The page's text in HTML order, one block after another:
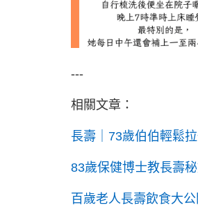
---
相關文章：
長壽｜73歲伯伯輕鬆
83歲保健博士教長壽
百歲老人長壽飲食大